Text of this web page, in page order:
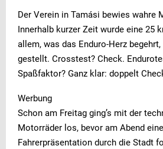
Der Verein in Tamási bewies wahre
Innerhalb kurzer Zeit wurde eine 25
allem, was das Enduro-Herz
gestellt. Crosstest? Check.
Spaßfaktor? Ganz klar: doppelt
Werbung
Schon am Freitag ging’s mit der
Motorräder los, bevor am Abend
Fahrerpräsentation durch die Stadt